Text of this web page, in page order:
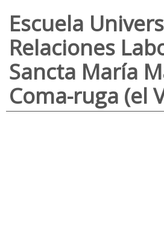
Escuela
Relaciones
Sancta María
Coma-ruga (el